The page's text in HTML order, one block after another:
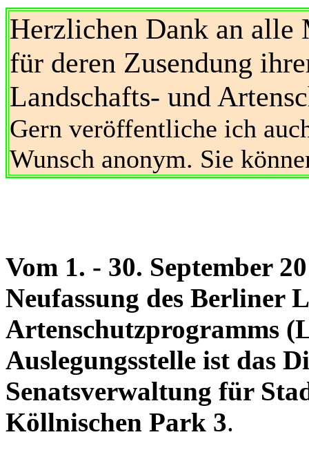
Herzlichen Dank an
für deren Zusendung
Landschafts- und
Gern veröffentliche ich
Wunsch anonym. Sie
Vom 1. - 30. September
Neufassung des Berliner
Artenschutzprogramms
Auslegungsstelle ist das
Senatsverwaltung für
Köllnischen Park 3.